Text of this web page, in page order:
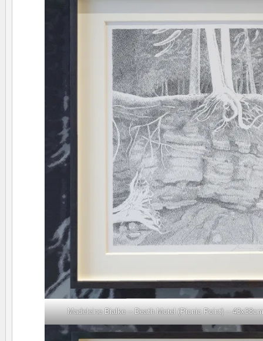
Madeleine Bialke – Death Motel (Picnic Point) –